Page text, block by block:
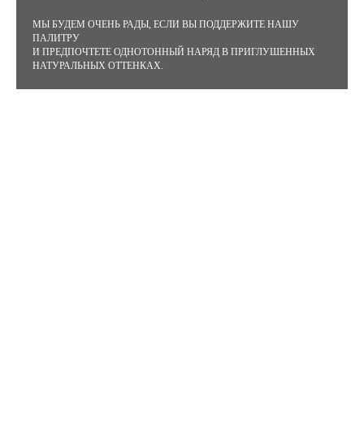
МЫ БУДЕМ ОЧЕНЬ РАДЫ, ЕСЛИ ВЫ ПОДДЕРЖИТЕ НАШУ
ПАЛИТРУ
И ПРЕДПОЧТЕТЕ ОДНОТОННЫЙ НАРЯД В ПРИГЛУШЕННЫХ
НАТУРАЛЬНЫХ ОТТЕНКАХ.